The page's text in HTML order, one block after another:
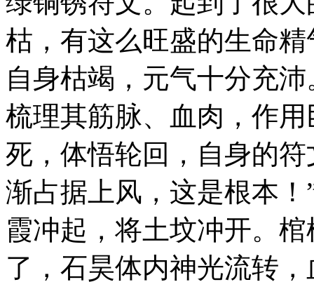
枯，有这么旺盛的生命
自身枯竭，元气十分充
梳理其筋脉、血肉，作
死，体悟轮回，自身的
渐占据上风，这是根本
霞冲起，将土坟冲开。
了，石昊体内神光流转